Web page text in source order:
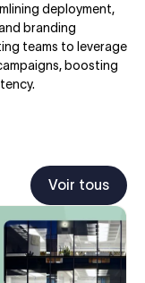
deployment,
branding
teams to leverage
boosting
Voir tous